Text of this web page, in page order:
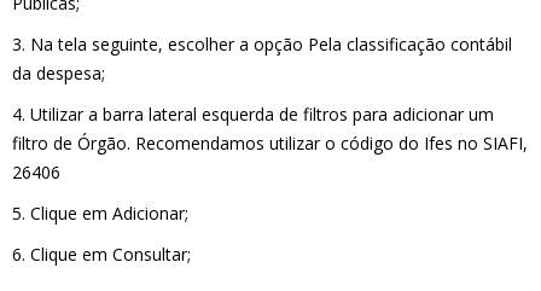
3. Na tela seguinte, escolher a opção Pela classificação contábil
da despesa;
4. Utilizar a barra lateral esquerda de filtros para adicionar um
filtro de Órgão. Recomendamos utilizar o código do Ifes no SIAFI,
26406
5. Clique em Adicionar;
6. Clique em Consultar;